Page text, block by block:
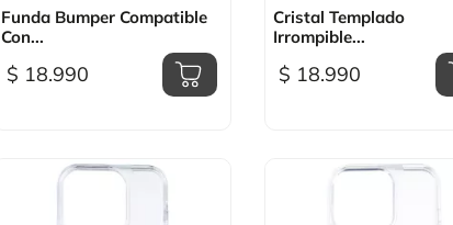
Vista rápida
Funda Bumper Compatible
Con...
$ 18.990
Vista rápida
Cristal Templado
Irrompible...
$ 18.990